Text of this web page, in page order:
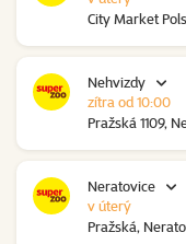
City Market
Nehvizdy
Pražská 1109,
zítra od 10:00
Neratovice
Pražská,
v úterý